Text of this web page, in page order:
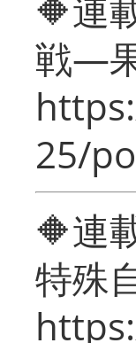
🔶連
戦―
25/
🔶連
特殊